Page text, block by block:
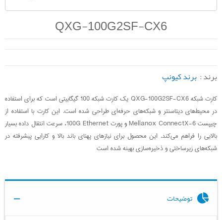
QXG-100G2SF-CX6
برند : برند کیونپ
کارت شبکه QXG-100G2SF-CX6 یک کارت شبکه 100 گیگابیتی است که برای استفاده
در محیط‌های دیتاسنتر و شبکه‌های حرفه‌ای طراحی شده است. این کارت با استفاده از
چیپست Mellanox ConnectX-6 و پورت 100G Ethernet، سرعت انتقال داده بسیار
بالایی را فراهم می‌کند. این محصول برای نیازهای پهنای باند بالا و کارایی پیشرفته در
شبکه‌های زیرساختی و ذخیره‌سازی بهینه شده است
توضیحات